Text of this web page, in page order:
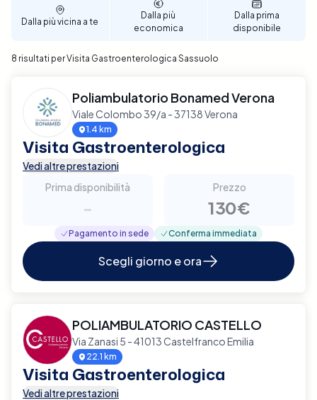
Dalla più vicina a te
Dalla più
economica
Dalla prima
disponibile
8 risultati per Visita Gastroenterologica Sassuolo
Poliambulatorio Bonamed Verona
Viale Colombo 39/a - 37138 Verona
1.4 km
Visita Gastroenterologica
Vedi altre prestazioni
Prima disponibilità
-
Prezzo
130€
Pagamento in sede Conferma immediata
Scegli giorno e ora
POLIAMBULATORIO CASTELLO
Via Zanasi 5 - 41013 Castelfranco Emilia
22.1 km
Visita Gastroenterologica
Vedi altre prestazioni